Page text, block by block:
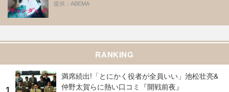
提供：ABEMA
RANKING
満席続出!「とにかく役者が全員いい」池松壮亮&
仲野太賀らに熱い口コミ『開戦前夜』